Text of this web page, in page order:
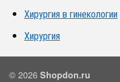
Хирургия в гинекологии
Хирургия
© 2026 Shopdon.ru